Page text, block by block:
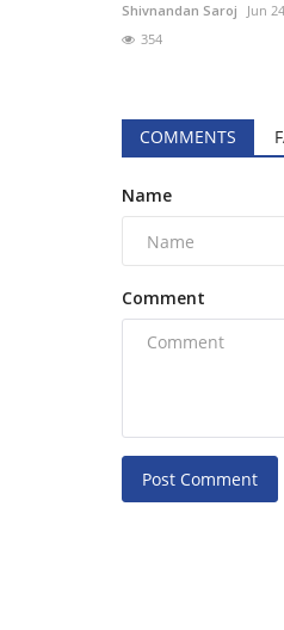
Shivnandan Saroj Jun
354
COMMENTS
Name
Comment
Post Comment